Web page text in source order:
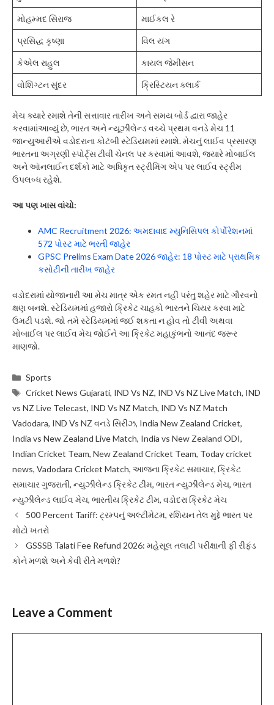
મોહમ્મદ સિરાજ માઈકલ રે
પ્રસિદ્ધ કૃષ્ણા વિલ યંગ
કેએલ રાહુલ કાયલ જેમીસન
વોશિંગ્ટન સુંદર ક્રિસ્ટિયન ક્લાર્ક
મેચ ક્યારે રમાશે તેની સત્તાવાર તારીખ અને સમય બોર્ડ દ્વારા જાહેર
કરવામાંઆવ્યું છે, ભારત અને ન્યૂઝીલેન્ડ વચ્ચે પ્રથમ વનડે મેચ 11
જાન્યુઆરીએ વડોદરાના કોટંબી સ્ટેડિયમમાં રમાશે. મેચનું લાઈવ પ્રસારણ
ભારતના અગ્રણી સ્પોર્ટ્સ ટીવી ચેનલ પર કરવામાં આવશે, જ્યારે મોબાઈલ
અને ઑનલાઈન દર્શકો માટે અધિકૃત સ્ટ્રીમિંગ એપ પર લાઈવ સ્ટ્રીમ
ઉપલબ્ધ રહેશે.
આ પણ ખાસ વાંચો:
AMC Recruitment 2026: અમદાવાદ મ્યુનિસિપલ કોર્પોરેશનમાં
572 પોસ્ટ માટે ભરતી જાહેર
GPSC Prelims Exam Date 2026 જાહેર: 18 પોસ્ટ માટે પ્રાથમિક
કસોટીની તારીખ જાહેર
વડોદરામાં યોજાનારી આ મેચ માત્ર એક રમત નહીં પરંતુ શહેર માટે ગૌરવનો
ક્ષણ બનશે. સ્ટેડિયમમાં હજારો ક્રિકેટ ચાહકો ભારતને ચિયર કરવા માટે
ઉમટી પડશે. જો તમે સ્ટેડિયમમાં જઈ શકતા ન હોવ તો ટીવી અથવા
મોબાઈલ પર લાઈવ મેચ જોઈને આ ક્રિકેટ મહાકુંભનો આનંદ જરૂર
માણજો.
Categories
Sports
Tags
Cricket News Gujarati, IND Vs NZ, IND Vs NZ Live Match, IND
vs NZ Live Telecast, IND Vs NZ Match, IND Vs NZ Match
Vadodara, IND Vs NZ વનડે સિરીઝ, India New Zealand Cricket,
India vs New Zealand Live Match, India vs New Zealand ODI,
Indian Cricket Team, New Zealand Cricket Team, Today cricket
news, Vadodara Cricket Match, આજના ક્રિકેટ સમાચાર, ક્રિકેટ
સમાચાર ગુજરાતી, ન્યુઝીલેન્ડ ક્રિકેટ ટીમ, ભારત ન્યુઝીલેન્ડ મેચ, ભારત
ન્યુઝીલેન્ડ લાઈવ મેચ, ભારતીય ક્રિકેટ ટીમ, વડોદરા ક્રિકેટ મેચ
500 Percent Tariff: ટ્રમ્પનું અલ્ટીમેટમ, રશિયન તેલ મુદ્દે ભારત પર
મોટો ખતરો
GSSSB Talati Fee Refund 2026: મહેસૂલ તલાટી પરીક્ષાની ફી રીફંડ
કોને મળશે અને કેવી રીતે મળશે?
Leave a Comment